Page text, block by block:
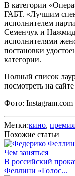
В категории
ГАБТ. «Лучшим
исполнителем
Семенчук и
исполнителями
постановки
категории.
Полный список
посмотреть на
Фото: Instagram.com
Метки:кино, премия
Похожие статьи
Чем заняться
В российский
Феллини «Голос...